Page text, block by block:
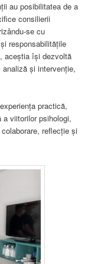
au posibilitatea de a
consilierii
se cu
responsabilitățile
aceștia își dezvoltă
și intervenție,
practică,
a viitorilor psihologi,
reflecție și